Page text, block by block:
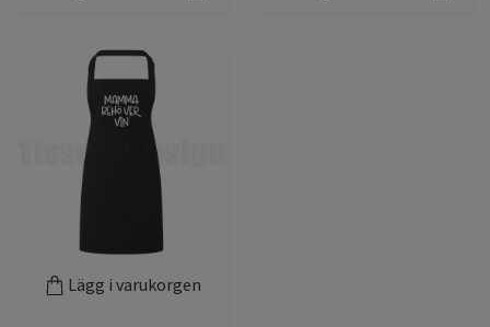
Lägg i varukorgen